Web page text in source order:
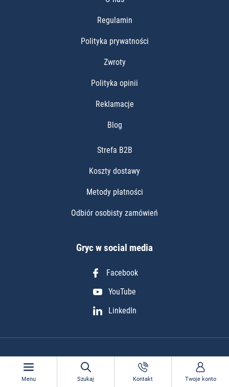
Regulamin
Polityka prywatności
Zwroty
Polityka opinii
Reklamacje
Blog
Strefa B2B
Koszty dostawy
Metody płatności
Odbiór osobisty zamówień
Gryc w social media
Facebook
YouTube
LinkedIn
Copyright © 2010 - 2026 Gryc24. All rights reserved.
Realizacja projektu: Igor Chudy
Menu Szukaj Kontakt Twoje konto